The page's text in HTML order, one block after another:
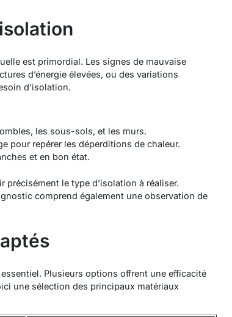
est primordial. Les signes de mauvaise
d’énergie élevées, ou des variations
d’isolation.
les sous-sols, et les murs.
pour repérer les déperditions de chaleur.
et en bon état.
le type d’isolation à réaliser.
comprend également une observation de
Plusieurs options offrent une efficacité
une sélection des principaux matériaux